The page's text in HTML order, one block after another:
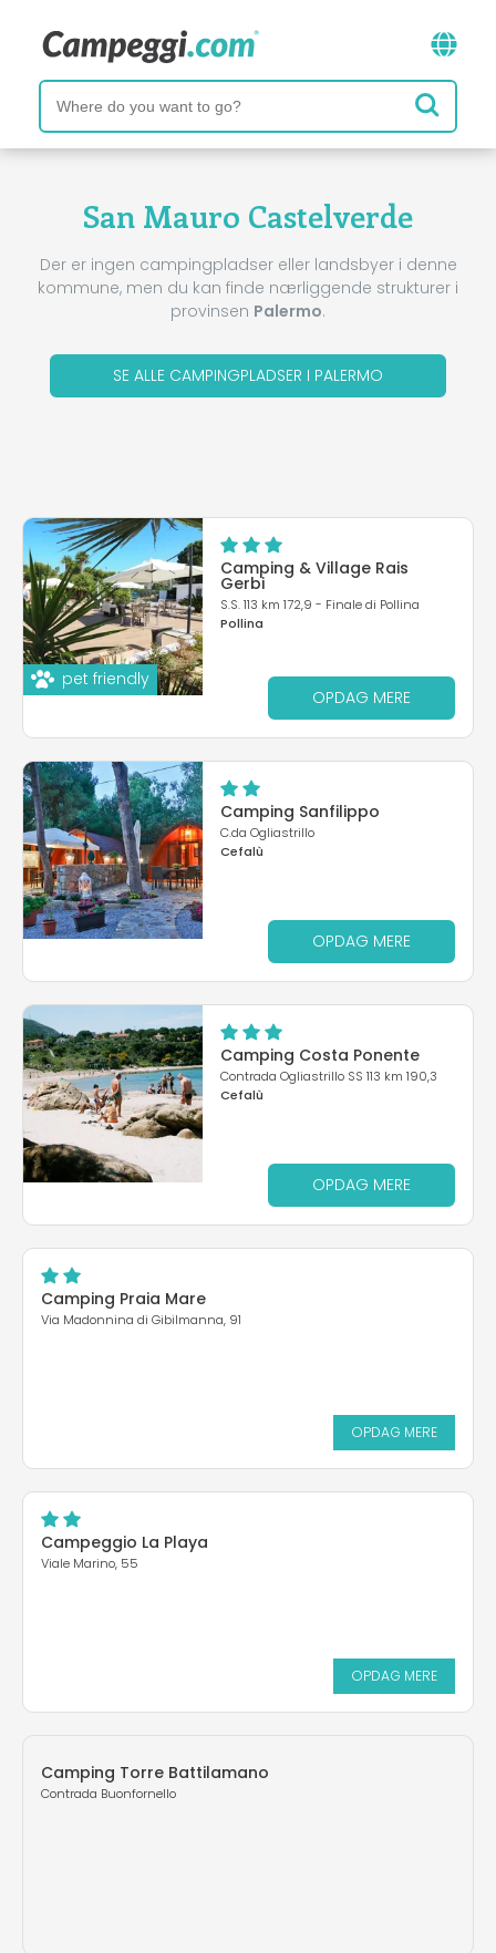
San Mauro Castelverde
Der er ingen campingpladser eller landsbyer i denne
kommune, men du kan finde nærliggende strukturer i
provinsen Palermo.
SE ALLE CAMPINGPLADSER I PALERMO
pet friendly
Camping & Village Rais
Gerbi
S.S. 113 km 172,9 - Finale di Pollina
Pollina
OPDAG MERE
Camping Sanfilippo
C.da Ogliastrillo
Cefalù
OPDAG MERE
Camping Costa Ponente
Contrada Ogliastrillo SS 113 km 190,3
Cefalù
OPDAG MERE
Camping Praia Mare
Via Madonnina di Gibilmanna, 91
OPDAG MERE
Campeggio La Playa
Viale Marino, 55
OPDAG MERE
Camping Torre Battilamano
Contrada Buonfornello